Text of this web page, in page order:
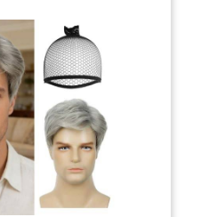
nous vous
répondrons dans les
24 heures. Je vous
souhaite un bon
shopping !